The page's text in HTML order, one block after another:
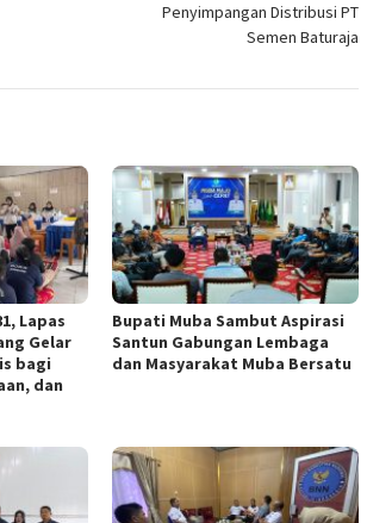
Penyimpangan Distribusi PT
Semen Baturaja
Lapas
Gelar
bagi
dan
Bupati Muba Sambut Aspirasi
Santun Gabungan Lembaga
dan Masyarakat Muba Bersatu